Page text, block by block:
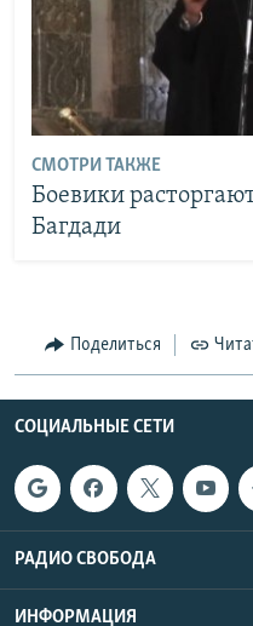
СМОТРИ ТАКЖЕ
Боевики
Багдади
Поделиться
СОЦИАЛЬНЫЕ СЕТИ
РАДИО СВОБОДА
ИНФОРМАЦИЯ